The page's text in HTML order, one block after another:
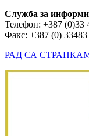
Служба за
Телефон: +387 (0)33
Факс: +387 (0) 33483
РАД СА